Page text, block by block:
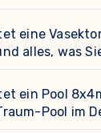
eine
alles, was
ein Pool
Pool im